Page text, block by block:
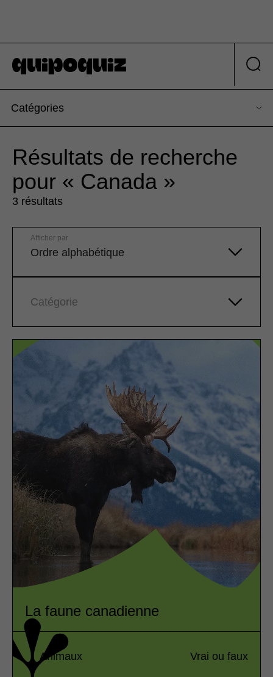
Catégories
Résultats de recherche
pour « Canada »
3 résultats
Ordre alphabétique
Afficher par
Catégorie
La faune canadienne
Animaux Vrai ou faux